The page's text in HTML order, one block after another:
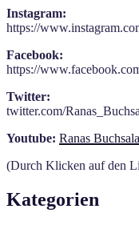
Instagram:
https://
Facebook:
https://
Twitter:
twitter.com/
Youtube: Ranas
(Durch Klicken auf den
Kategorien